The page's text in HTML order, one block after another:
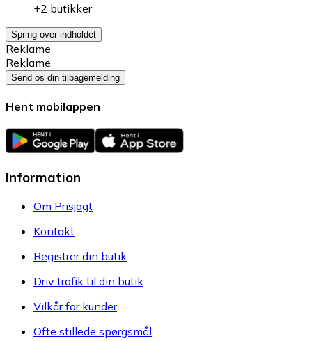
+2 butikker
Spring over indholdet
Reklame
Reklame
Send os din tilbagemelding
Hent mobilappen
Information
Om Prisjagt
Kontakt
Registrer din butik
Driv trafik til din butik
Vilkår for kunder
Ofte stillede spørgsmål